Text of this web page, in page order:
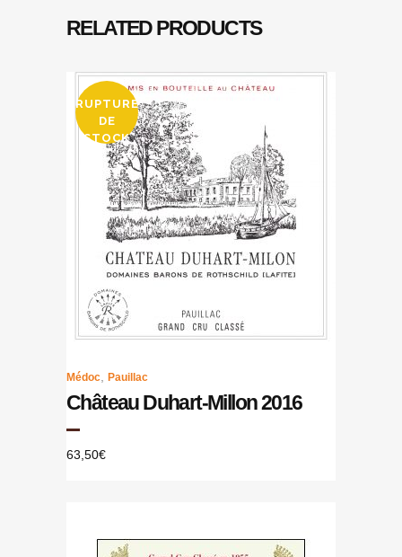
RELATED PRODUCTS
RUPTURE
DE
STOCK
Médoc Pauillac
Château Duhart-Millon 2016
63,50€